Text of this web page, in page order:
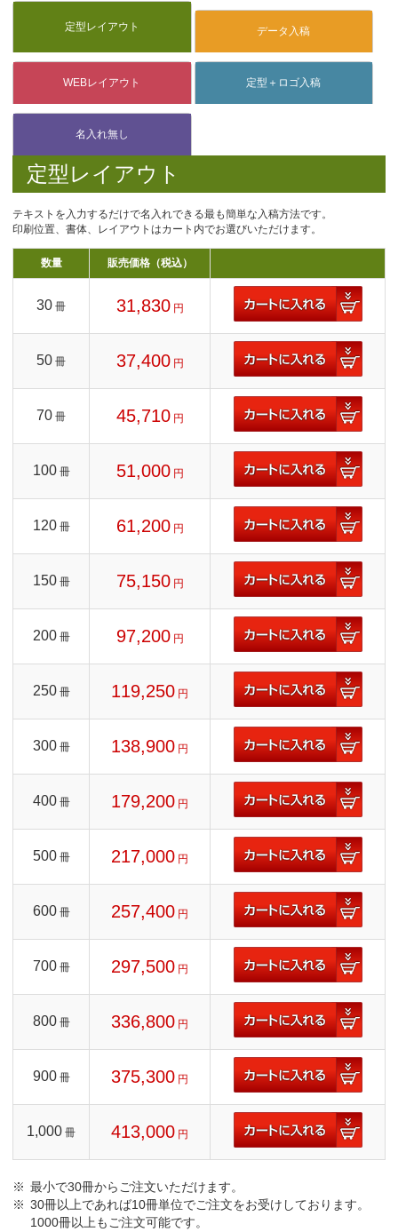
定型レイアウト
テキストを入力するだけで名入れできる最も簡単な入稿方法です。
印刷位置、書体、レイアウトはカート内でお選びいただけます。
数量 販売価格（税込）
30 冊 31,830 円
50 冊 37,400 円
70 冊 45,710 円
100 冊 51,000 円
120 冊 61,200 円
150 冊 75,150 円
200 冊 97,200 円
250 冊 119,250 円
300 冊 138,900 円
400 冊 179,200 円
500 冊 217,000 円
600 冊 257,400 円
700 冊 297,500 円
800 冊 336,800 円
900 冊 375,300 円
1,000 冊 413,000 円
最小で30冊からご注文いただけます。
30冊以上であれば10冊単位でご注文をお受けしております。
1000冊以上もご注文可能です。